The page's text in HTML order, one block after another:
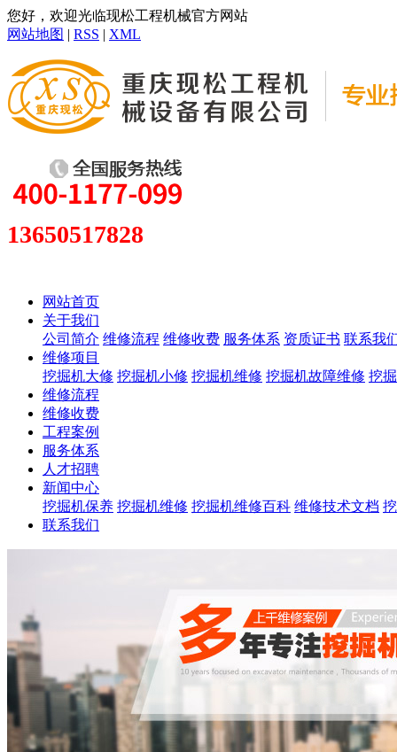
您好，欢迎光临现松工程机械官方网站
网站地图 | RSS | XML
13650517828
网站首页
关于我们
公司简介 维修流程 维修收费 服务体系 资质证书 联系我
维修项目
挖掘机大修 挖掘机小修 挖掘机维修 挖掘机故障维修 挖
维修流程
维修收费
工程案例
服务体系
人才招聘
新闻中心
挖掘机保养 挖掘机维修 挖掘机维修百科 维修技术文档
联系我们